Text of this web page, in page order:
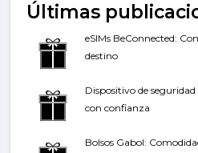
Últimas
eSIMs BeConnected:
destino
Dispositivo de
con confianza
Bolsos Gabol: